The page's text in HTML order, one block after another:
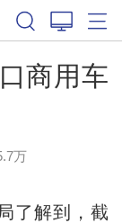
商用车
万
了解到，截